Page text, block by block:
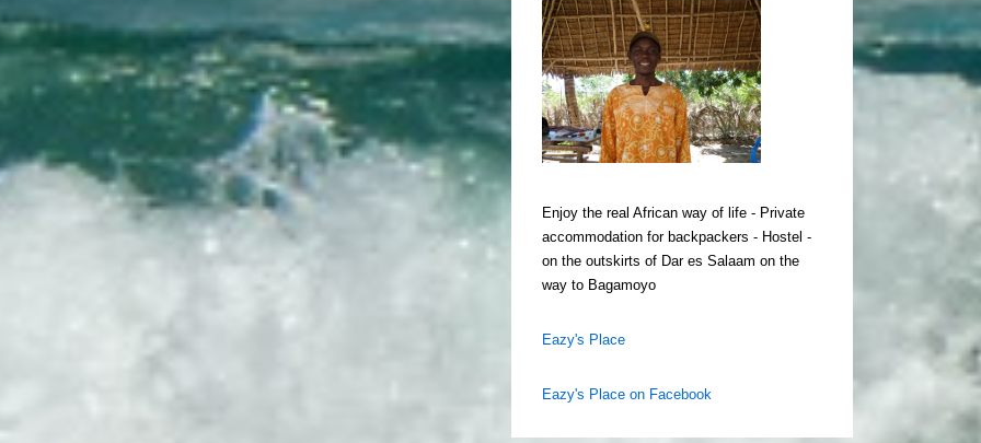
Enjoy the real African way of life - Private
accommodation for backpackers - Hostel -
on the outskirts of Dar es Salaam on the
way to Bagamoyo
Eazy's Place
Eazy's Place on Facebook